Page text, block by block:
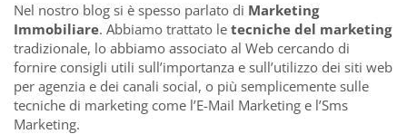
Nel nostro blog si è spesso parlato di Marketing
Immobiliare. Abbiamo trattato le tecniche del marketing
tradizionale, lo abbiamo associato al Web cercando di
fornire consigli utili sull’importanza e sull’utilizzo dei siti web
per agenzia e dei canali social, o più semplicemente sulle
tecniche di marketing come l’E-Mail Marketing e l’Sms
Marketing.